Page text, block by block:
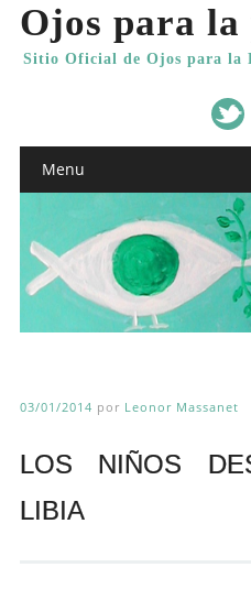
Ojos para la
Sitio Oficial de Ojos para la
Main menu
Menu
03/01/2014 por Leonor Massanet
LOS NIÑOS
LIBIA